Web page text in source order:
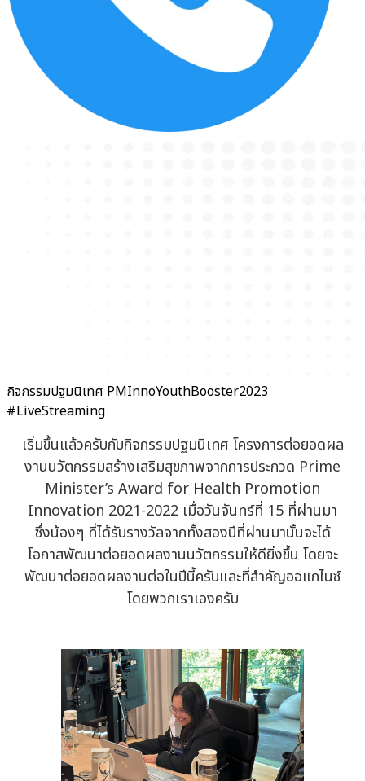
กิจกรรมปฐมนิเทศ PMInnoYouthBooster2023
#LiveStreaming
เริ่มขึ้นแล้วครับกับกิจกรรมปฐมนิเทศ โครงการต่อยอดผล
งานนวัตกรรมสร้างเสริมสุขภาพจากการประกวด Prime
Minister’s Award for Health Promotion
Innovation 2021-2022 เมื่อวันจันทร์ที่ 15 ที่ผ่านมา
ซึ่งน้องๆ ที่ได้รับรางวัลจากทั้งสองปีที่ผ่านมานั้นจะได้
โอกาสพัฒนาต่อยอดผลงานนวัตกรรมให้ดียิ่งขึ้น โดยจะ
พัฒนาต่อยอดผลงานต่อในปีนี้ครับและที่สำคัญออแกไนซ์
โดยพวกเราเองครับ